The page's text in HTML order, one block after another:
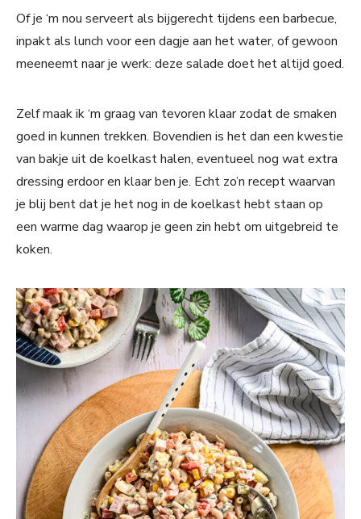
Of je ‘m nou serveert als bijgerecht tijdens een barbecue,
inpakt als lunch voor een dagje aan het water, of gewoon
meeneemt naar je werk: deze salade doet het altijd goed.
Zelf maak ik ‘m graag van tevoren klaar zodat de smaken
goed in kunnen trekken. Bovendien is het dan een kwestie
van bakje uit de koelkast halen, eventueel nog wat extra
dressing erdoor en klaar ben je. Echt zo’n recept waarvan
je blij bent dat je het nog in de koelkast hebt staan op
een warme dag waarop je geen zin hebt om uitgebreid te
koken.